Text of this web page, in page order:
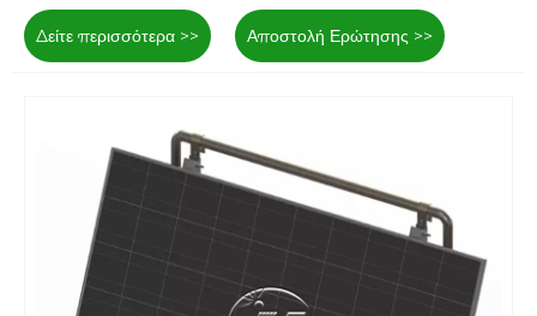
Δείτε περισσότερα >> Αποστολή Ερώτησης >>